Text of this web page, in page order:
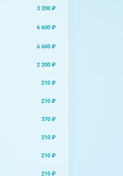
3 200 ₽
6 600 ₽
6 600 ₽
2 200 ₽
210 ₽
210 ₽
370 ₽
210 ₽
210 ₽
210 ₽